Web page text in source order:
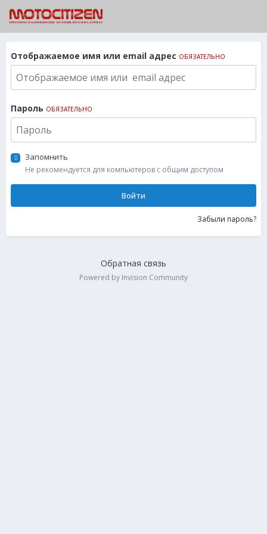
Отображаемое имя или email адрес ОБЯЗАТЕЛЬНО
Пароль ОБЯЗАТЕЛЬНО
Запомнить
Не рекомендуется для компьютеров с общим доступом
Войти
Забыли пароль?
Обратная связь
Powered by Invision Community